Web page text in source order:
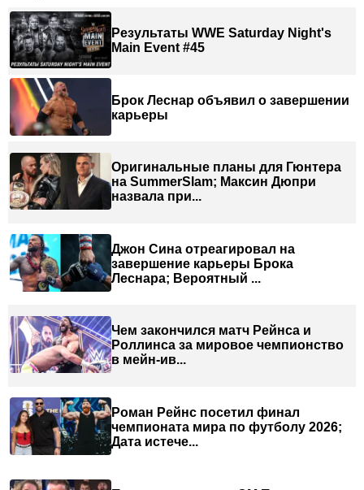
Результаты WWE Saturday Night's
Main Event #45
Брок Леснар объявил о завершении
карьеры
Оригинальные планы для Гюнтера
на SummerSlam; Максин Дюпри
назвала при...
Джон Сина отреагировал на
завершение карьеры Брока
Леснара; Вероятный ...
Чем закончился матч Рейнса и
Роллинса за мировое чемпионство
в мейн-ив...
Роман Рейнс посетил финал
чемпионата мира по футболу 2026;
Дата истече...